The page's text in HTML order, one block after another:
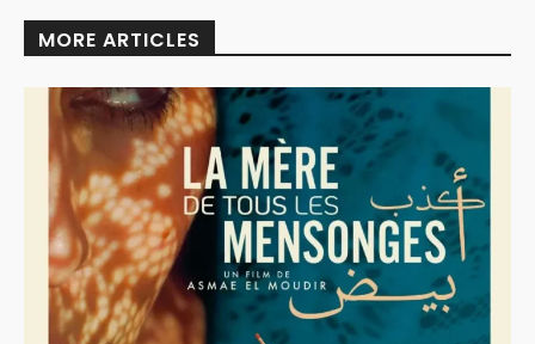
MORE ARTICLES